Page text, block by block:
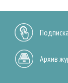
Подписка
Архив